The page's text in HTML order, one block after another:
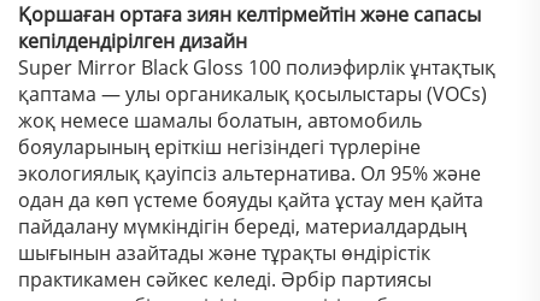
Қоршаған ортаға зиян келтірмейтін және сапасы
кепілдендірілген дизайн
Super Mirror Black Gloss 100 полиэфирлік ұнтақтық
қаптама — улы органикалық қосылыстары (VOCs)
жоқ немесе шамалы болатын, автомобиль
бояуларының еріткіш негізіндегі түрлеріне
экологиялық қауіпсіз альтернатива. Ол 95% және
одан да көп үстеме бояуды қайта ұстау мен қайта
пайдалану мүмкіндігін береді, материалдардың
шығынын азайтады және тұрақты өндірістік
практикамен сәйкес келеді. Әрбір партиясы